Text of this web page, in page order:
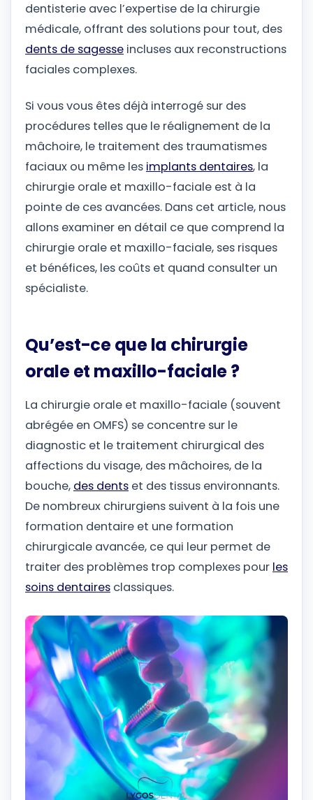
dentisterie avec l’expertise de la chirurgie
médicale, offrant des solutions pour tout, des
dents de sagesse incluses aux reconstructions
faciales complexes.
Si vous vous êtes déjà interrogé sur des
procédures telles que le réalignement de la
mâchoire, le traitement des traumatismes
faciaux ou même les implants dentaires, la
chirurgie orale et maxillo-faciale est à la
pointe de ces avancées. Dans cet article, nous
allons examiner en détail ce que comprend la
chirurgie orale et maxillo-faciale, ses risques
et bénéfices, les coûts et quand consulter un
spécialiste.
Qu’est-ce que la chirurgie
orale et maxillo-faciale ?
La chirurgie orale et maxillo-faciale (souvent
abrégée en OMFS) se concentre sur le
diagnostic et le traitement chirurgical des
affections du visage, des mâchoires, de la
bouche, des dents et des tissus environnants.
De nombreux chirurgiens suivent à la fois une
formation dentaire et une formation
chirurgicale avancée, ce qui leur permet de
traiter des problèmes trop complexes pour les
soins dentaires classiques.